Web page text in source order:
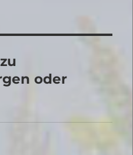
oder